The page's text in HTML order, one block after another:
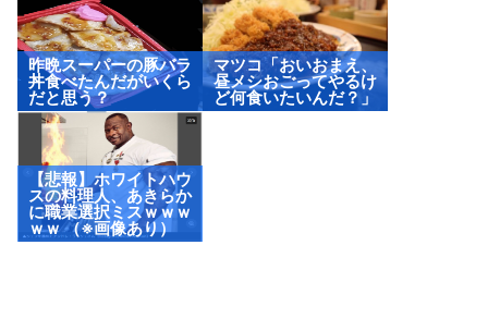
昨晩スーパーの豚バラ
丼食べたんだがいくら
だと思う？
マツコ「おいおまえ、
昼メシおごってやるけ
ど何食いたいんだ？」
【悲報】ホワイトハウ
スの料理人、あきらか
に職業選択ミスｗｗｗ
ｗｗ （※画像あり）